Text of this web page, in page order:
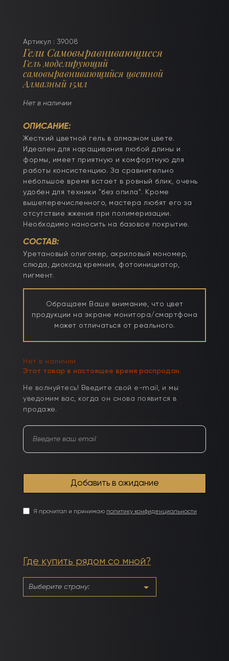
Артикул : 39008
Гели Самовыравнивающиеся
Гель моделирующий
самовыравнивающийся цветной
Алмазный 15мл
Нет в наличии
ОПИСАНИЕ:
Жесткий цветной гель в алмазном цвете.
Идеален для наращивания любой длины и
формы, имеет приятную и комфортную для
работы консистенцию. За сравнительно
небольшое время встает в ровный блик, очень
удобен для техники "без опила". Кроме
вышеперечисленного, мастера любят его за
отсутствие жжения при полимеризации.
Необходимо наносить на базовое покрытие.
СОСТАВ:
Уретановый олигомер, акриловый мономер,
слюда, диоксид кремния, фотоинициатор,
пигмент.
Обращаем Ваше внимание, что цвет
продукции на экране монитора/смартфона
может отличаться от реального.
Нет в наличии
Этот товар в настоящее время распродан.
Не волнуйтесь! Введите свой e-mail, и мы
уведомим вас, когда он снова появится в
продаже.
Я прочитал и принимаю политику конфиденциальности
Где купить рядом со мной?